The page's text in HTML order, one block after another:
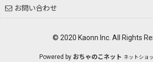
お問い合わせ
© 2020 Kaonn Inc. All Rights
Powered by おちゃのこネット ネットショ